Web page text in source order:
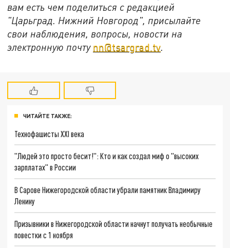
вам есть чем поделиться с редакцией
"Царьград. Нижний Новгород", присылайте
свои наблюдения, вопросы, новости на
электронную почту nn@tsargrad.tv.
ЧИТАЙТЕ ТАКЖЕ:
Технофашисты XXI века
"Людей это просто бесит!": Кто и как создал миф о "высоких
зарплатах" в России
В Сарове Нижегородской области убрали памятник Владимиру
Ленину
Призывники в Нижегородской области начнут получать необычные
повестки с 1 ноября